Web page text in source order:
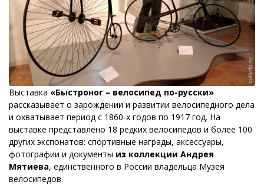
Выставка «Быстроног – велосипед по-русски»
рассказывает о зарождении и развитии велосипедного дела
и охватывает период с 1860-х годов по 1917 год. На
выставке представлено 18 редких велосипедов и более 100
других экспонатов: спортивные награды, аксессуары,
фотографии и документы из коллекции Андрея
Мятиева, единственного в России владельца Музея
велосипедов.